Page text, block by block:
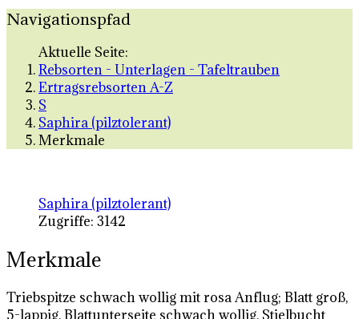
Navigationspfad
Aktuelle Seite:
Rebsorten - Unterlagen - Tafeltrauben
Ertragsrebsorten A-Z
S
Saphira (pilztolerant)
Merkmale
Saphira (pilztolerant)
Zugriffe: 3142
Merkmale
Triebspitze schwach wollig mit rosa Anflug; Blatt groß,
5-lappig, Blattunterseite schwach wollig, Stielbucht